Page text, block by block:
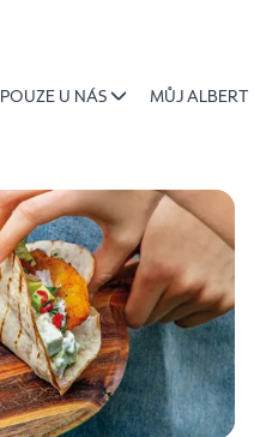
POUZE U NÁS MŮJ ALBERT